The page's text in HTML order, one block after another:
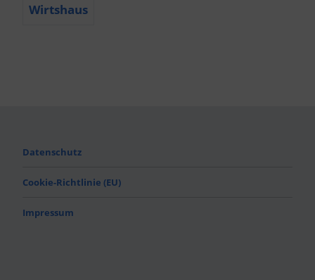
Wirtshaus
Datenschutz
Cookie-Richtlinie (EU)
Impressum